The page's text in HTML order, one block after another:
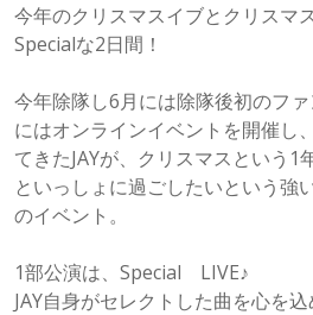
今年のクリスマスイブとクリスマ
Specialな2日間！
今年除隊し6月には除隊後初のフ
にはオンラインイベントを開催し
てきたJAYが、クリスマスという1
といっしょに過ごしたいという強
のイベント。
1部公演は、Special LIVE♪
JAY自身がセレクトした曲を心を